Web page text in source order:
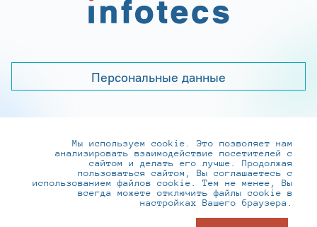
Персональные данные
+7 (495) 737-6192, 8-800-250-0-260
practice@infotecs.ru,hr@infotecs.ru
127273, г. Москва, Отрадная ул., 2Б строение 1
Мы используем cookie. Это позволяет нам
анализировать взаимодействие посетителей с
сайтом и делать его лучше. Продолжая
пользоваться сайтом, Вы соглашаетесь с
использованием файлов cookie. Тем не менее, Вы
всегда можете отключить файлы cookie в
настройках Вашего браузера.